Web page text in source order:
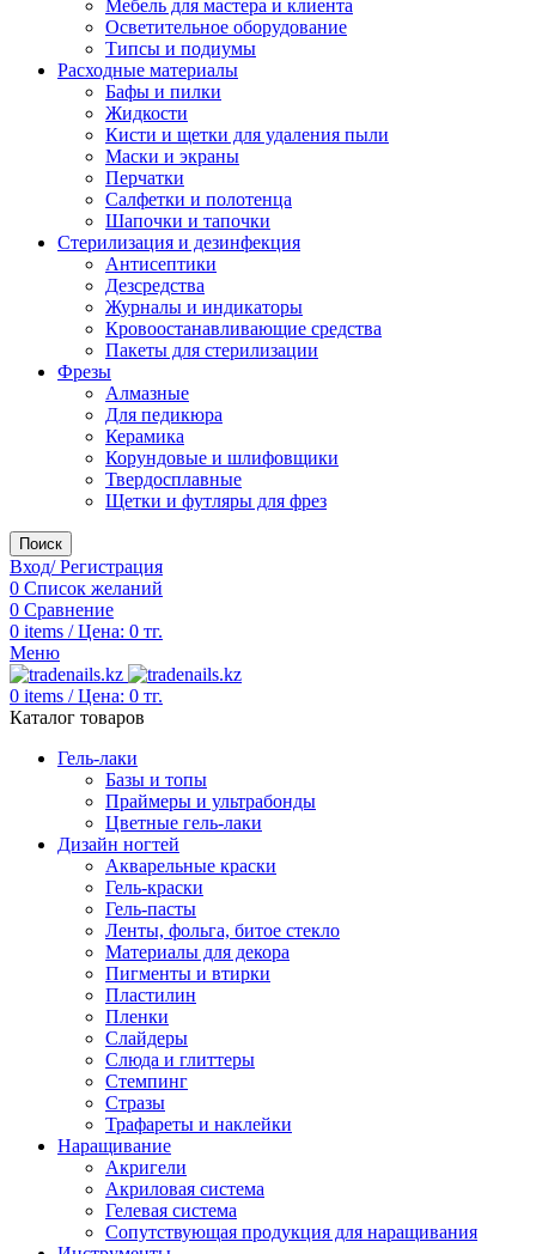
Мебель для мастера и клиента
Осветительное оборудование
Типсы и подиумы
Расходные материалы
Бафы и пилки
Жидкости
Кисти и щетки для удаления пыли
Маски и экраны
Перчатки
Салфетки и полотенца
Шапочки и тапочки
Стерилизация и дезинфекция
Антисептики
Дезсредства
Журналы и индикаторы
Кровоостанавливающие средства
Пакеты для стерилизации
Фрезы
Алмазные
Для педикюра
Керамика
Корундовые и шлифовщики
Твердосплавные
Щетки и футляры для фрез
Поиск
Вход/ Регистрация
0 Список желаний
0 Сравнение
0 items / Цена: 0 тг.
Меню
0 items / Цена: 0 тг.
Каталог товаров
Гель-лаки
Базы и топы
Праймеры и ультрабонды
Цветные гель-лаки
Дизайн ногтей
Акварельные краски
Гель-краски
Гель-пасты
Ленты, фольга, битое стекло
Материалы для декора
Пигменты и втирки
Пластилин
Пленки
Слайдеры
Слюда и глиттеры
Стемпинг
Стразы
Трафареты и наклейки
Наращивание
Акригели
Акриловая система
Гелевая система
Сопутствующая продукция для наращивания